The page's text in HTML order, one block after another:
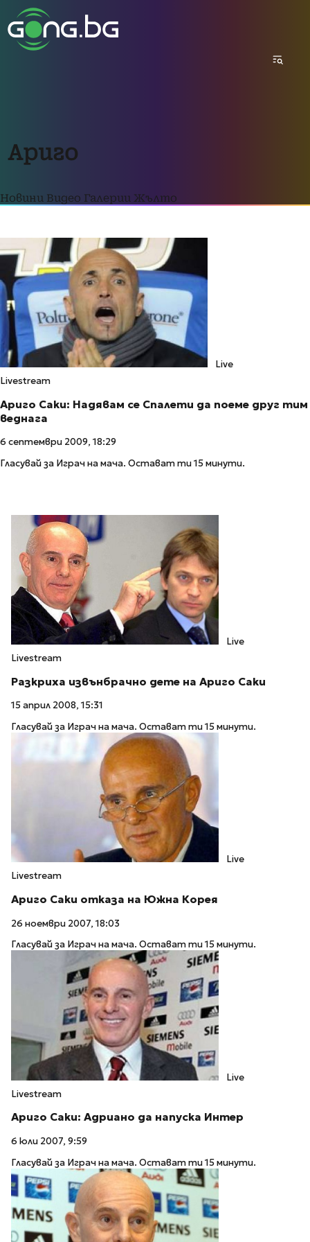
Ариго
Новини Видео Галерии Жълто
Live
Livestream
Ариго Саки: Надявам се Спалети да поеме друг тим
веднага
6 септември 2009, 18:29
Гласувай за Играч на мача. Остават ти 15 минути.
Live
Livestream
Разкриха извънбрачно дете на Ариго Саки
15 април 2008, 15:31
Гласувай за Играч на мача. Остават ти 15 минути.
Live
Livestream
Ариго Саки отказа на Южна Корея
26 ноември 2007, 18:03
Гласувай за Играч на мача. Остават ти 15 минути.
Live
Livestream
Ариго Саки: Адриано да напуска Интер
6 юли 2007, 9:59
Гласувай за Играч на мача. Остават ти 15 минути.